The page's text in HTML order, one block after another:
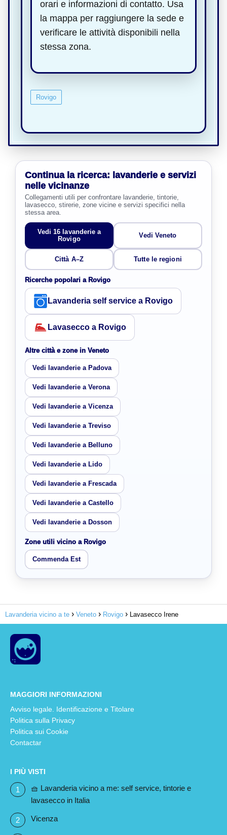
orari e informazioni di contatto. Usa
la mappa per raggiungere la sede e
verificare le attività disponibili nella
stessa zona.
Rovigo
Continua la ricerca: lavanderie e servizi
nelle vicinanze
Collegamenti utili per confrontare lavanderie, tintorie,
lavasecco, stirerie, zone vicine e servizi specifici nella
stessa area.
Vedi 16 lavanderie a
Rovigo
Vedi Veneto
Città A–Z Tutte le regioni
Ricerche popolari a Rovigo
Lavanderia self service a Rovigo
Lavasecco a Rovigo
Altre città e zone in Veneto
Vedi lavanderie a Padova
Vedi lavanderie a Verona
Vedi lavanderie a Vicenza
Vedi lavanderie a Treviso
Vedi lavanderie a Belluno
Vedi lavanderie a Lido
Vedi lavanderie a Frescada
Vedi lavanderie a Castello
Vedi lavanderie a Dosson
Zone utili vicino a Rovigo
Commenda Est
Lavanderia vicino a te Veneto Rovigo Lavasecco Irene
MAGGIORI INFORMAZIONI
Avviso legale. Identificazione e Titolare
Politica sulla Privacy
Politica sui Cookie
Contactar
I PIÙ VISTI
🧺 Lavanderia vicino a me: self service, tintorie e
lavasecco in Italia
Vicenza